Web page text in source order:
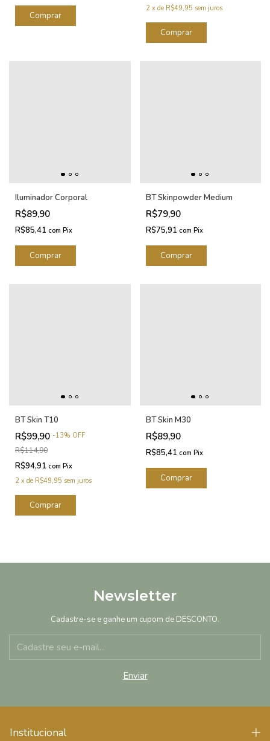
2 x de R$49,95 sem juros
Iluminador Corporal
R$89,90
R$85,41 com Pix
BT Skinpowder Medium
R$79,90
R$75,91 com Pix
BT Skin T10
R$99,90 -13% OFF
R$114,90
R$94,91 com Pix
2 x de R$49,95 sem juros
BT Skin M30
R$89,90
R$85,41 com Pix
Newsletter
Cadastre-se e ganhe um cupom de DESCONTO.
Institucional